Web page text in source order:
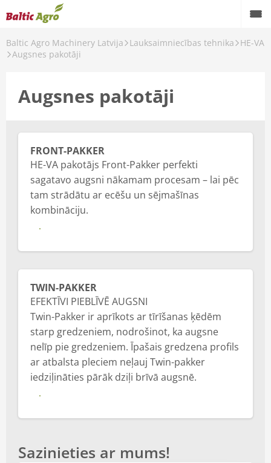
Baltic Agro Machinery Latvija Lauksaimniecības tehnika
HE-VA
Augsnes pakotāji
Augsnes pakotāji
FRONT-PAKKER
HE-VA pakotājs Front-Pakker perfekti
sagatavo augsni nākamam procesam – lai pēc
tam strādātu ar ecēšu un sējmašīnas
kombināciju.
Vairāk
TWIN-PAKKER
EFEKTĪVI PIEBLĪVĒ AUGSNI
Twin-Pakker ir aprīkots ar tīrīšanas ķēdēm
starp gredzeniem, nodrošinot, ka augsne
nelīp pie gredzeniem. Īpašais gredzena profils
ar atbalsta pleciem neļauj Twin-pakker
iedziļināties pārāk dziļi brīvā augsnē.
Vairāk
Sazinieties ar mums!
Atpakaļ
CLAAS
HE-VA
Farmtrac traktori
SICMA pļaujmašīnas un augsnes apstrādes agregāti
Spearhead pļaujmašīnas
TRIMBLE
Digitālie risinājumi